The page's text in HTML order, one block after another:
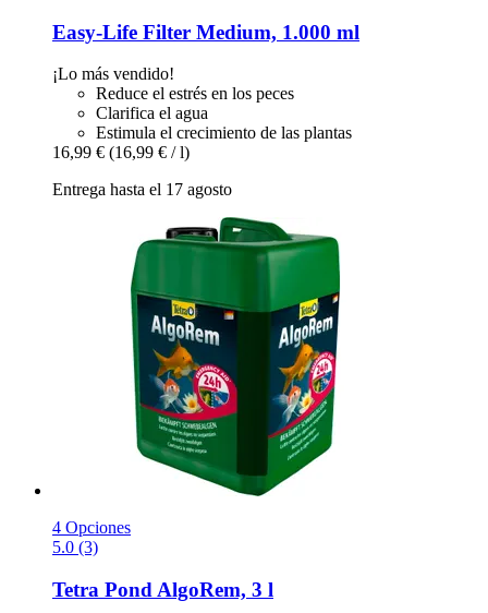
Easy-Life Filter Medium, 1.000 ml
¡Lo más vendido!
Reduce el estrés en los peces
Clarifica el agua
Estimula el crecimiento de las plantas
16,99 € (16,99 € / l)
Entrega hasta el 17 agosto
4 Opciones
5.0 (3)
Tetra Pond AlgoRem, 3 l